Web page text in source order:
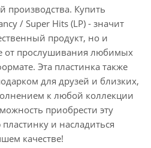
производства. Купить
/ Super Hits (LP) - значит
продукт, но и
от прослушивания любимых
Эта пластинка также
для друзей и близких,
к любой коллекции
приобрести эту
и насладиться
качестве!